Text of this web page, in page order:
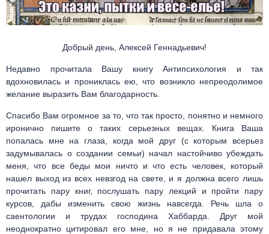
Добрый день, Алексей Геннадьевич!
Недавно прочитала Вашу книгу Антипсихология и так
вдохновилась и прониклась ею, что возникло непреодолимое
желание выразить Вам благодарность.
Спасибо Вам огромное за то, что так просто, понятно и немного
иронично пишите о таких серьезных вещах. Книга Ваша
попалась мне на глаза, когда мой друг (с которым всерьез
задумывалась о создании семьи) начал настойчиво убеждать
меня, что все беды мои ничто и что есть человек, который
нашел выход из всех невзгод на свете, и я должна всего лишь
прочитать пару книг, послушать пару лекций и пройти пару
курсов, дабы изменить свою жизнь навсегда. Речь шла о
саентологии и трудах господина Хаббарда. Друг мой
неоднократно цитировал его мне, но я не придавала этому